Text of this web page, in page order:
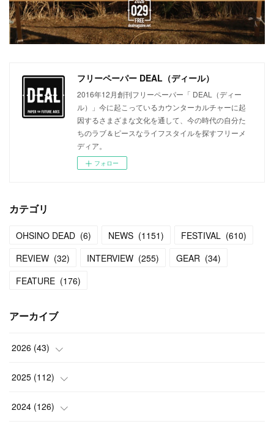
フリーペーパー DEAL（ディール）
2016年12月創刊フリーペーパー「 DEAL（ディー
ル）」今に起こっているカウンターカルチャーに起
因するさまざまな文化を通して、今の時代の自分た
ちのラブ＆ピースなライフスタイルを探すフリーメ
ディア。
フォロー
カテゴリ
OHSINO DEAD (6) NEWS (1151) FESTIVAL (610)
REVIEW (32) INTERVIEW (255) GEAR (34)
FEATURE (176)
アーカイブ
2026 (43)
( 2)
(3)
2025 (112)
(7)
2024 (126)